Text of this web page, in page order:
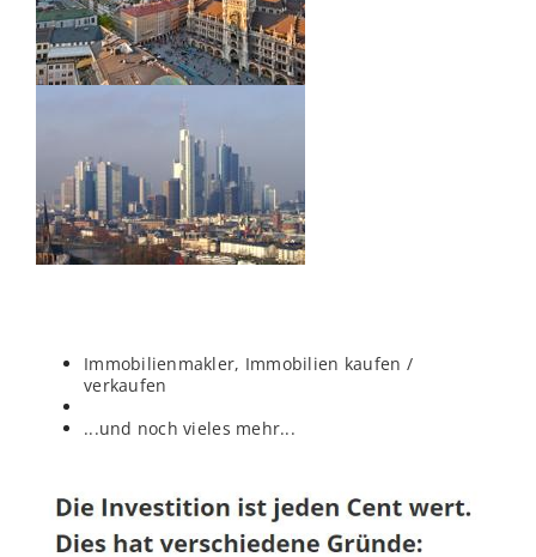
Immobilienmakler, Immobilien kaufen /
verkaufen
...und noch vieles mehr...